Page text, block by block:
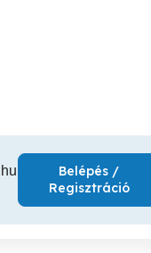
Belépés /
Regisztráció